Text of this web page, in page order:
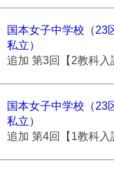
国本女子中学校（23
私立）
追加 第3回【2教科入
国本女子中学校（23
私立）
追加 第4回【1教科入